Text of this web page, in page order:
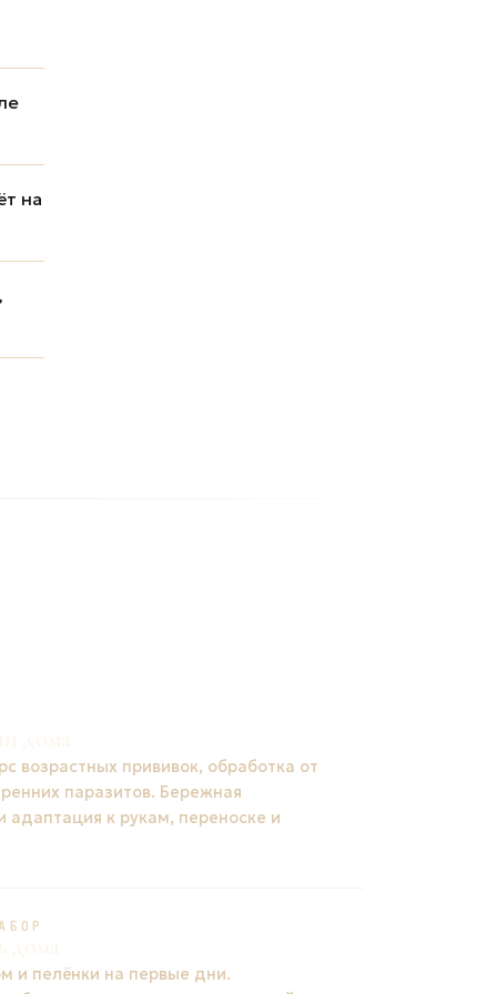
на
возрастных прививок, обработка от
паразитов. Бережная
адаптация к рукам, переноске и
и пелёнки на первые дни.